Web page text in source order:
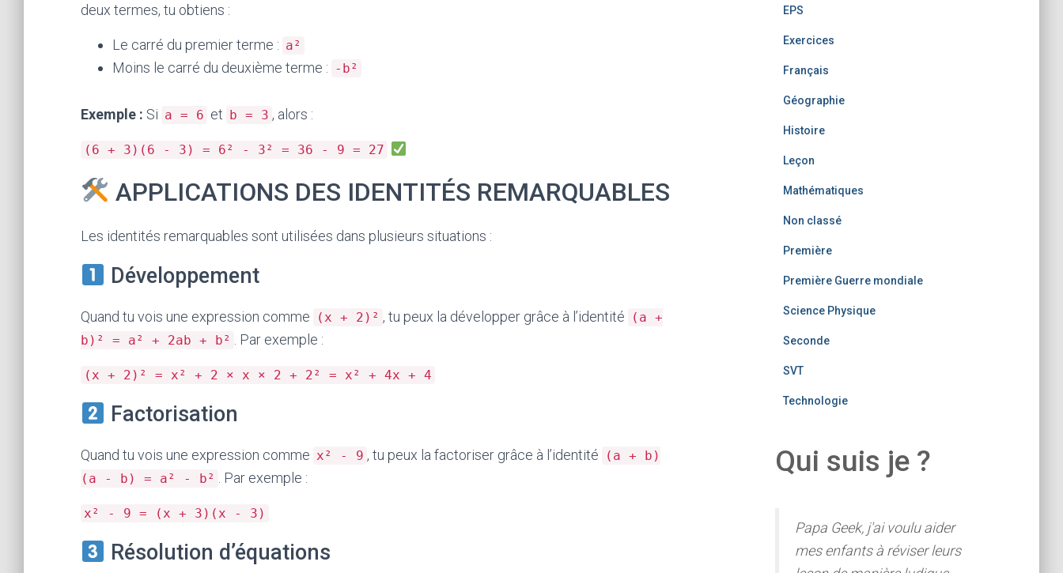
deux termes, tu obtiens :
Le carré du premier terme : a²
Moins le carré du deuxième terme : -b²
Exemple : Si a = 6 et b = 3 , alors :
(6 + 3)(6 - 3) = 6² - 3² = 36 - 9 = 27
APPLICATIONS DES IDENTITÉS REMARQUABLES
Les identités remarquables sont utilisées dans plusieurs situations :
Développement
Quand tu vois une expression comme (x + 2)² , tu peux la développer grâce à l’identité
(a +
b)² = a² + 2ab + b²
. Par exemple :
(x + 2)² = x² + 2 × x × 2 + 2² = x² + 4x + 4
Factorisation
Quand tu vois une expression comme x² - 9 , tu peux la factoriser grâce à l’identité
(a + b)
(a - b) = a² - b²
. Par exemple :
x² - 9 = (x + 3)(x - 3)
Résolution d’équations
EPS
Exercices
Français
Géographie
Histoire
Leçon
Mathématiques
Non classé
Première
Première Guerre mondiale
Science Physique
Seconde
SVT
Technologie
Qui suis je ?
Papa Geek, j'ai voulu aider
mes enfants à réviser leurs